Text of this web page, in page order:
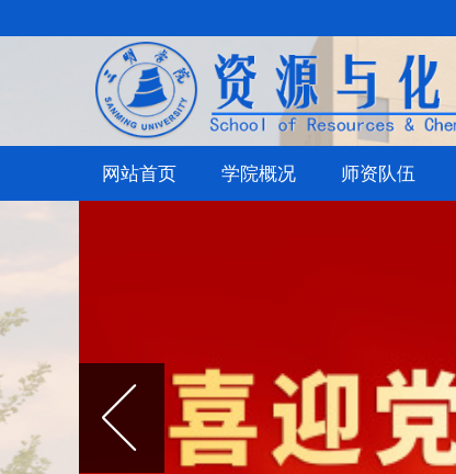
网站首页 学院概况 师资队伍